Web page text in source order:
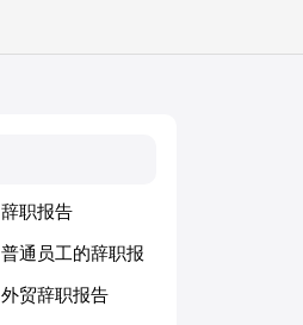
辞职报告
普通员工的辞职报
告
外贸辞职报告